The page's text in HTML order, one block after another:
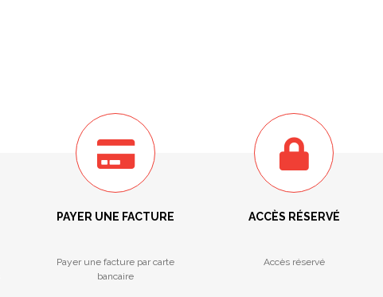
PAYER UNE FACTURE
Payer une facture par carte
bancaire
ACCÈS RÉSERVÉ
Accès réservé